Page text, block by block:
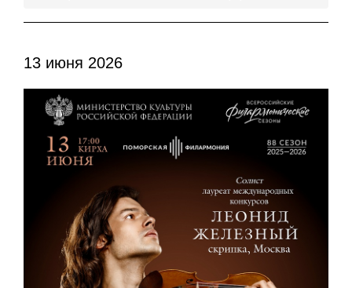
13 июня 2026